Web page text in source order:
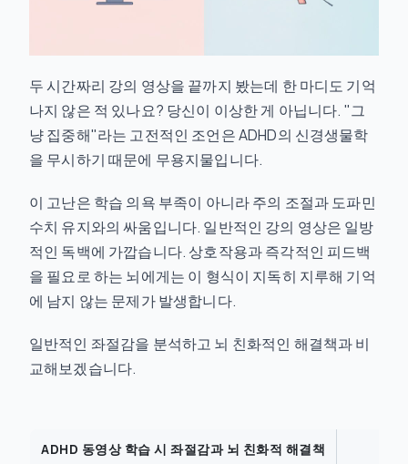
두 시간짜리 강의 영상을 끝까지 봤는데 한 마디도 기억
나지 않은 적 있나요? 당신이 이상한 게 아닙니다. "그
냥 집중해"라는 고전적인 조언은 ADHD의 신경생물학
을 무시하기 때문에 무용지물입니다.
이 고난은 학습 의욕 부족이 아니라 주의 조절과 도파민
수치 유지와의 싸움입니다. 일반적인 강의 영상은 일방
적인 독백에 가깝습니다. 상호작용과 즉각적인 피드백
을 필요로 하는 뇌에게는 이 형식이 지독히 지루해 기억
에 남지 않는 문제가 발생합니다.
일반적인 좌절감을 분석하고 뇌 친화적인 해결책과 비
교해보겠습니다.
ADHD 동영상 학습 시 좌절감과 뇌 친화적 해결책